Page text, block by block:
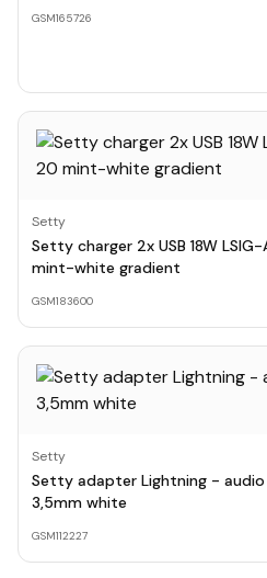
GSM165726
Setty
Setty charger 2x USB 18W
mint-white gradient
GSM183600
Setty
Setty adapter Lightning -
3,5mm white
GSM112227